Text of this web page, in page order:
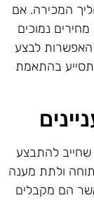
המכירה. אם
נמוכים
לבצע
בהתאמת
להתבצע
ולתת מענה
הם מקבלים